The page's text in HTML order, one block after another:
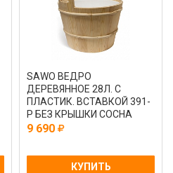
SAWO ВЕДРО
ДЕРЕВЯННОЕ 28Л. С
ПЛАСТИК. ВСТАВКОЙ 391-
P БЕЗ КРЫШКИ СОСНА
9 690
КУПИТЬ